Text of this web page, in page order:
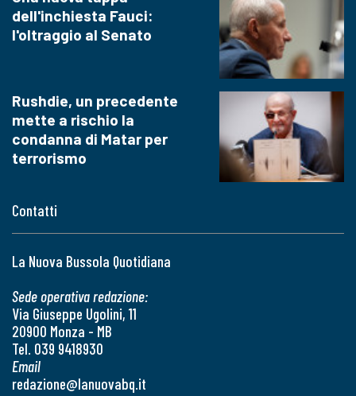
Contatti
La Nuova Bussola Quotidiana
Sede operativa redazione:
Via Giuseppe Ugolini, 11
20900 Monza - MB
Tel. 039 9418930
Email
redazione@lanuovabq.it
dell'inchiesta Fauci:
l'oltraggio al Senato
Rushdie, un precedente
mette a rischio la
condanna di Matar per
terrorismo